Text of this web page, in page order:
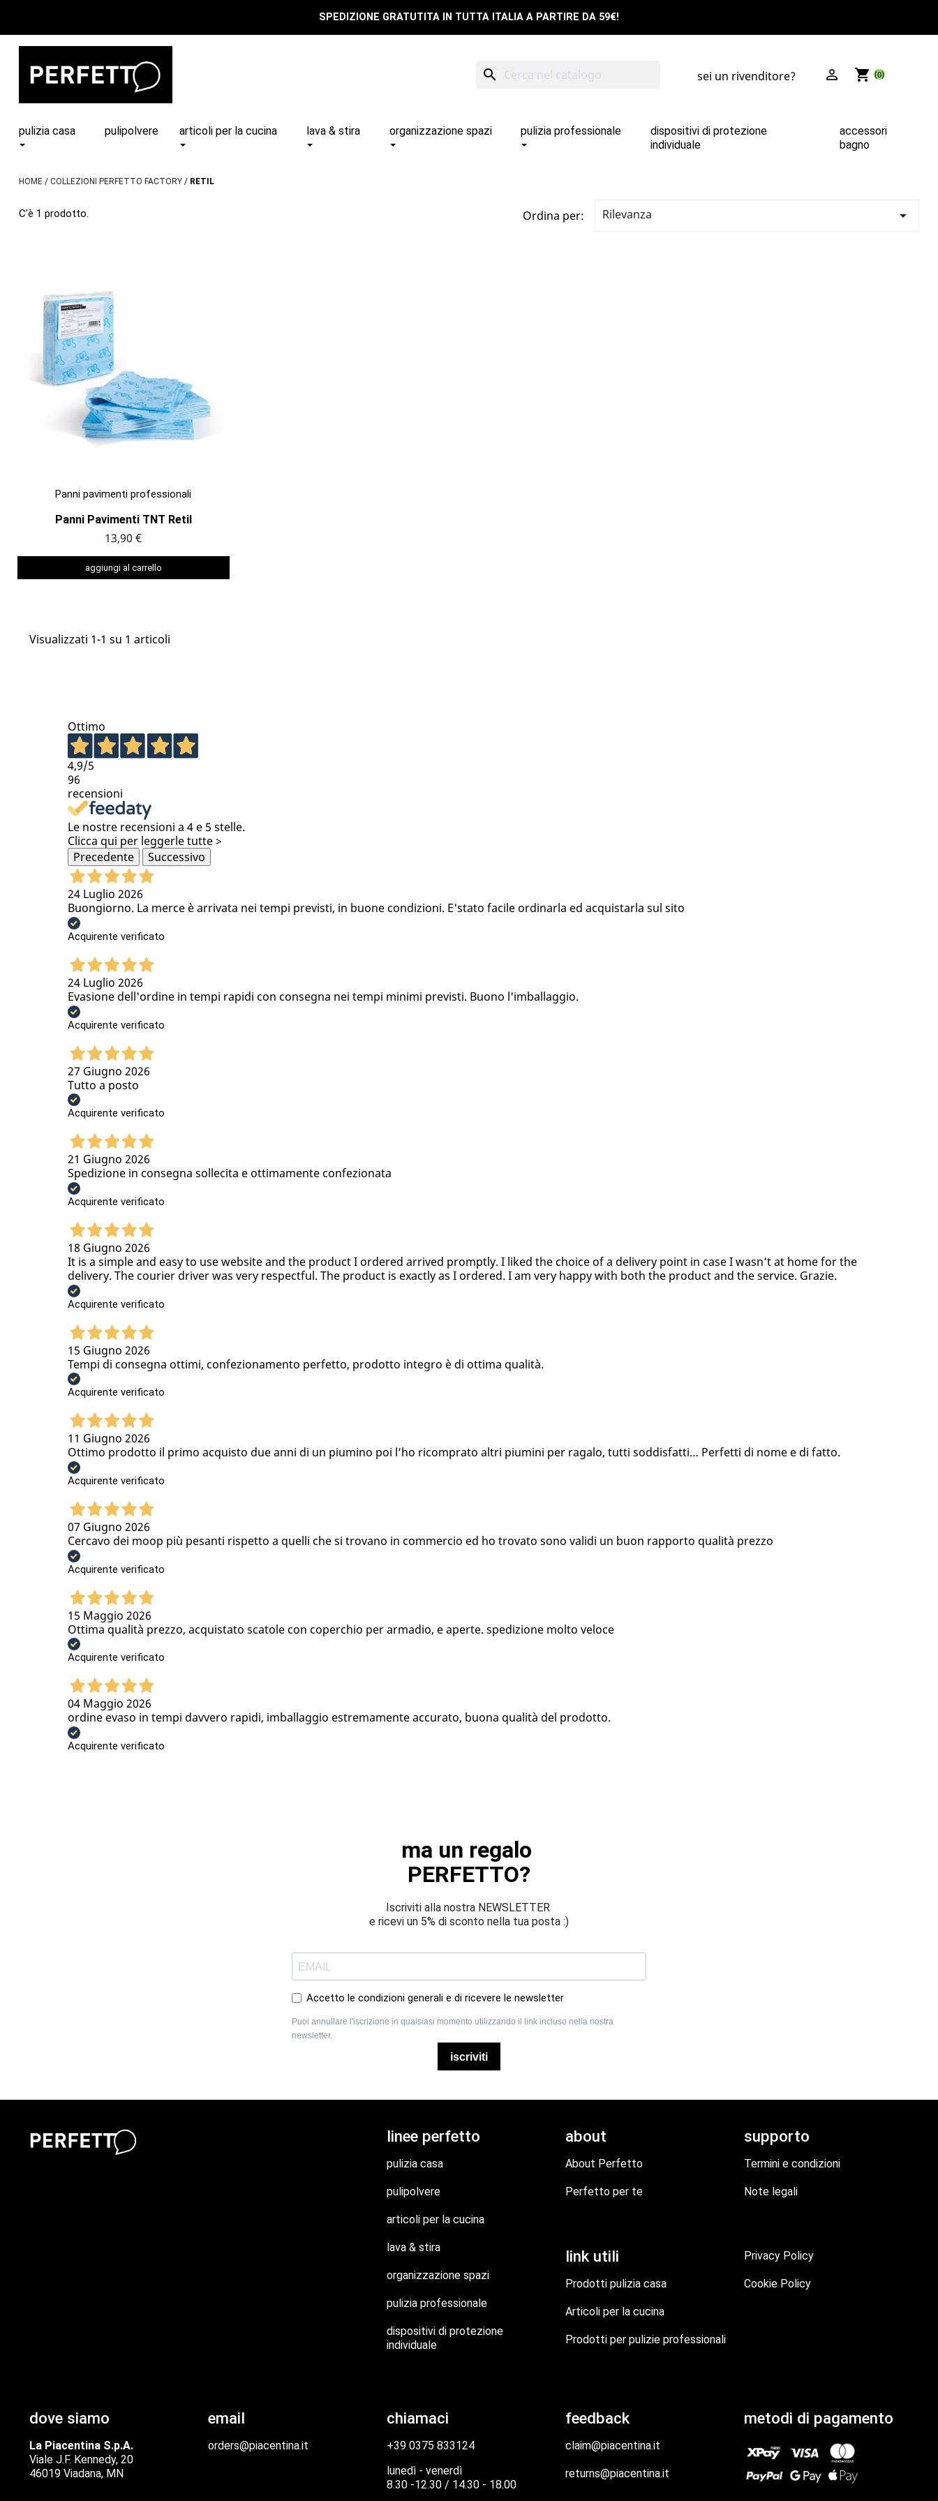
SPEDIZIONE GRATUTITA IN TUTTA ITALIA A PARTIRE DA 59€!
search sei un rivenditore?  shopping_cart (0)
pulizia casa pulipolvere articoli per la cucina lava & stira organizzazione spazi pulizia professionale
dispositivi di protezione
individuale
accessori
bagno
HOME COLLEZIONI PERFETTO FACTORY RETIL
C'è 1 prodotto. Ordina per: Rilevanza 
Panni pavimenti professionali
Panni Pavimenti TNT Retil
13,90 €
aggiungi al carrello
ANTEPRIMA
Visualizzati 1-1 su 1 articoli
Ottimo
4,9/5
96
recensioni
Le nostre recensioni a 4 e 5 stelle.
Clicca qui per leggerle tutte >
Precedente
Successivo
24 Luglio 2026
Buongiorno. La merce è arrivata nei tempi previsti, in buone condizioni. E'stato facile ordinarla ed acquistarla sul sito
Acquirente verificato
24 Luglio 2026
Evasione dell'ordine in tempi rapidi con consegna nei tempi minimi previsti. Buono l'imballaggio.
Acquirente verificato
27 Giugno 2026
Tutto a posto
Acquirente verificato
21 Giugno 2026
Spedizione in consegna sollecita e ottimamente confezionata
Acquirente verificato
18 Giugno 2026
It is a simple and easy to use website and the product I ordered arrived promptly. I liked the choice of a delivery point in case I wasn’t at home for the
delivery. The courier driver was very respectful. The product is exactly as I ordered. I am very happy with both the product and the service. Grazie.
Acquirente verificato
15 Giugno 2026
Tempi di consegna ottimi, confezionamento perfetto, prodotto integro è di ottima qualità.
Acquirente verificato
11 Giugno 2026
Ottimo prodotto il primo acquisto due anni di un piumino poi l’ho ricomprato altri piumini per ragalo, tutti soddisfatti… Perfetti di nome e di fatto.
Acquirente verificato
07 Giugno 2026
Cercavo dei moop più pesanti rispetto a quelli che si trovano in commercio ed ho trovato sono validi un buon rapporto qualità prezzo
Acquirente verificato
15 Maggio 2026
Ottima qualità prezzo, acquistato scatole con coperchio per armadio, e aperte. spedizione molto veloce
Acquirente verificato
04 Maggio 2026
ordine evaso in tempi davvero rapidi, imballaggio estremamente accurato, buona qualità del prodotto.
Acquirente verificato
ma un regalo
PERFETTO?
Iscriviti alla nostra NEWSLETTER
e ricevi un 5% di sconto nella tua posta :)
Accetto le condizioni generali e di ricevere le newsletter
Puoi annullare l'iscrizione in qualsiasi momento utilizzando il link incluso nella nostra
newsletter.
iscriviti
linee perfetto
pulizia casa
pulipolvere
articoli per la cucina
lava & stira
organizzazione spazi
pulizia professionale
dispositivi di protezione
individuale
about
About Perfetto
Perfetto per te
link utili
Prodotti pulizia casa
Articoli per la cucina
Prodotti per pulizie professionali
supporto
Termini e condizioni
Note legali
Privacy Policy
Cookie Policy
dove siamo
La Piacentina S.p.A.
Viale J.F. Kennedy, 20
46019 Viadana, MN
email
orders@piacentina.it
chiamaci
+39 0375 833124
lunedì - venerdì
8.30 -12.30 / 14.30 - 18.00
feedback
claim@piacentina.it
returns@piacentina.it
metodi di pagamento